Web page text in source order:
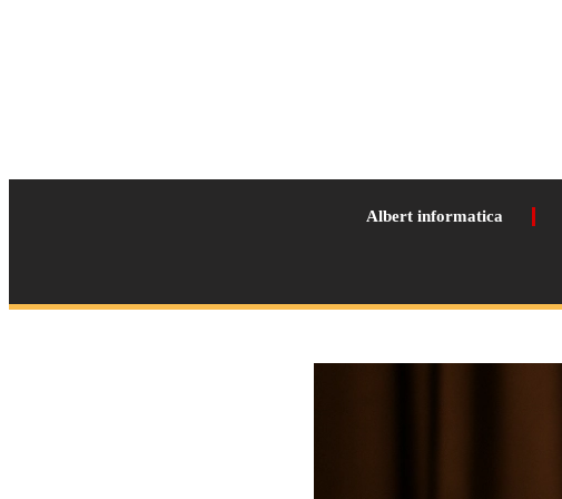
Albert informatica